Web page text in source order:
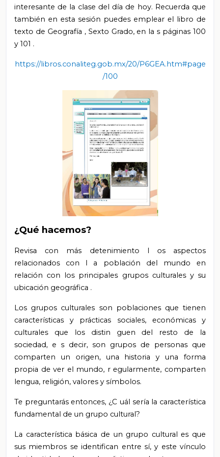
interesante de la clase del día de hoy. Recuerda que
también en esta sesión puedes emplear el libro de
texto de Geografía , Sexto Grado, en las páginas100
y 101 .
https://libros.conaliteg.gob.mx/20/P6GEA.htm#page
/100
¿Qué hacemos?
Revisa con más detenimiento l os aspectos
relacionados con l a población del mundo en
relación con los principales grupos culturales y su
ubicación geográfica .
Los grupos culturales son poblaciones que tienen
características y prácticas sociales, económicas y
culturales que los distin guen del resto de la
sociedad, e s decir, son grupos de personas que
comparten un origen, una historia y una forma
propia de ver el mundo, r egularmente, comparten
lengua, religión, valores y símbolos.
Te preguntarás entonces, ¿C uál sería la característica
fundamental de un grupo cultural?
La característica básica de un grupo cultural es que
sus miembros se identifican entre sí, y este vínculo